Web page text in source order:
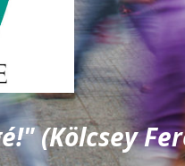
(Kölcsey